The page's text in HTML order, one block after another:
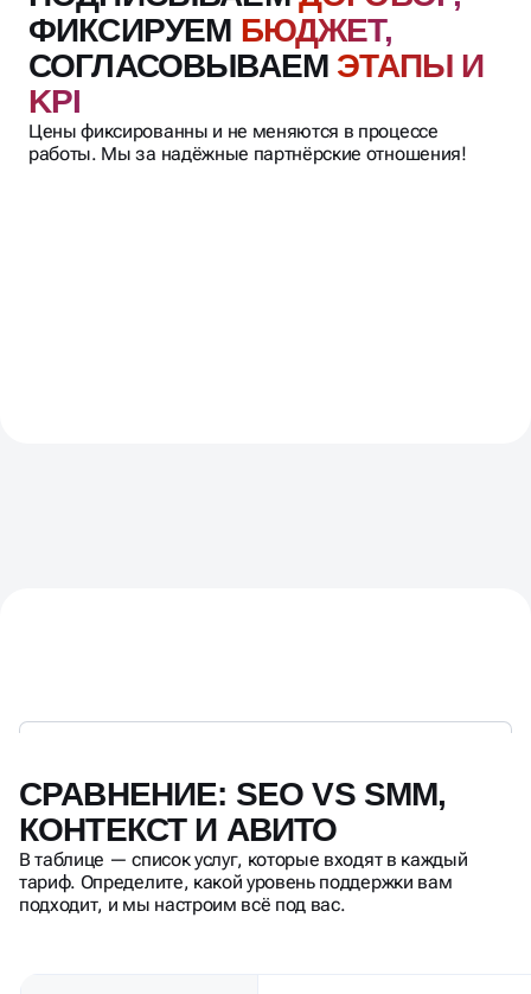
ПАРАМЕТР
КОНТЕКСТНАЯ
РЕКЛАМА
Стоимость заявки
в долгосроке
Высокая
(растёт с конкуренцией)